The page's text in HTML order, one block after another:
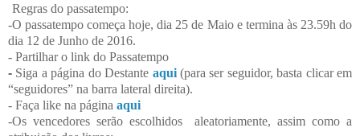
Regras do passatempo:
-O passatempo começa hoje, dia 25 de Maio e termina às 23.59h do
dia 12 de Junho de 2016.
- Partilhar o link do Passatempo
- Siga a página do Destante aqui (para ser seguidor, basta clicar em
“seguidores” na barra lateral direita).
- Faça like na página aqui
-Os vencedores serão escolhidos
aleatoriamente, assim como a